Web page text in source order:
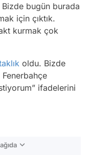
bugün burada
için çıktık.
kurmak çok
oldu. Bizde
Fenerbahçe
ifadelerini